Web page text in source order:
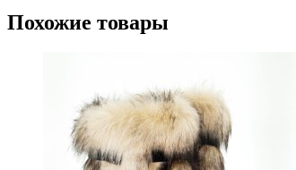
Похожие товары